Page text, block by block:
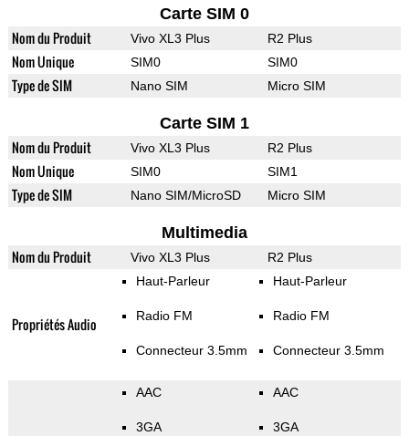
Carte SIM 0
Nom du Produit Vivo XL3 Plus R2 Plus
Nom Unique SIM0 SIM0
Type de SIM Nano SIM Micro SIM
Carte SIM 1
Nom du Produit Vivo XL3 Plus R2 Plus
Nom Unique SIM0 SIM1
Type de SIM Nano SIM/MicroSD Micro SIM
Multimedia
Nom du Produit Vivo XL3 Plus R2 Plus
Propriétés Audio
Haut-Parleur
Radio FM
Connecteur 3.5mm
Haut-Parleur
Radio FM
Connecteur 3.5mm
AAC
3GA
AAC
3GA